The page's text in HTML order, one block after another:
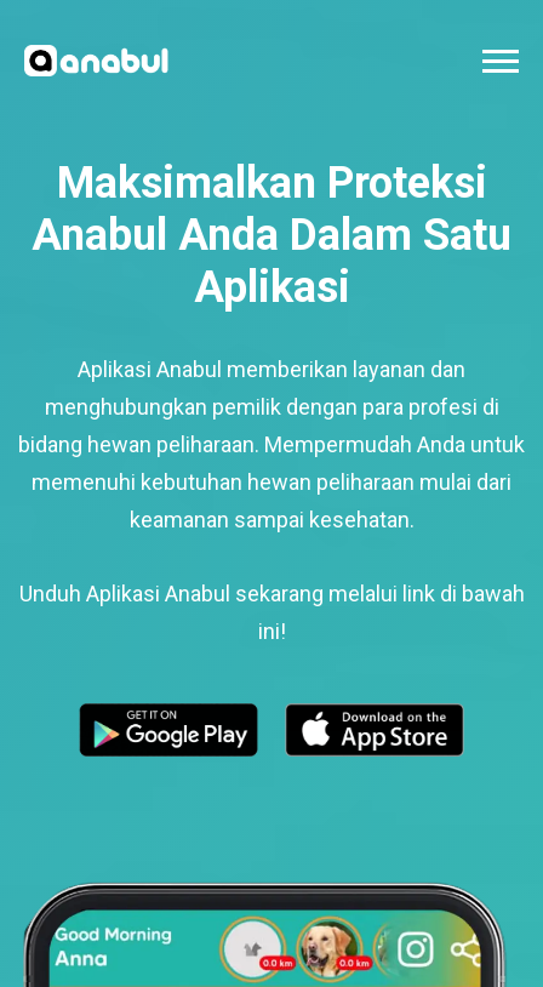
Maksimalkan Proteksi
Anabul Anda Dalam Satu
Aplikasi
Aplikasi Anabul memberikan layanan dan
menghubungkan pemilik dengan para profesi di
bidang hewan peliharaan. Mempermudah Anda untuk
memenuhi kebutuhan hewan peliharaan mulai dari
keamanan sampai kesehatan.
Unduh Aplikasi Anabul sekarang melalui link di bawah
ini!